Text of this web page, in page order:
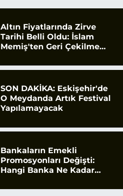
Altın Fiyatlarında Zirve
Tarihi Belli Oldu: İslam
Memiş'ten Geri Çekilme
SON DAKİKA: Eskişehir'de
O Meydanda Artık Festival
Yapılamayacak
Bankaların Emekli
Promosyonları Değişti:
Hangi Banka Ne Kadar